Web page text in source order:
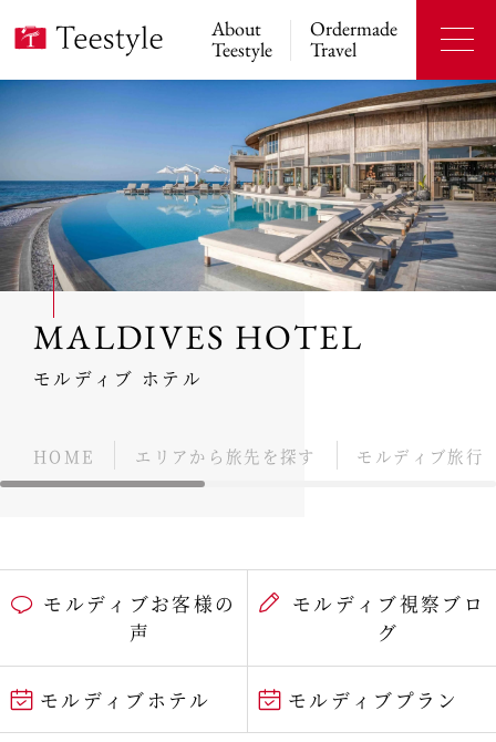
About
Teestyle
Ordermade
Travel
MALDIVES HOTEL
モルディブ ホテル
HOME エリアから旅先を探す モルディブ旅行
モルディブお客様の
声
モルディブ視察ブロ
グ
モルディブホテル モルディブプラン